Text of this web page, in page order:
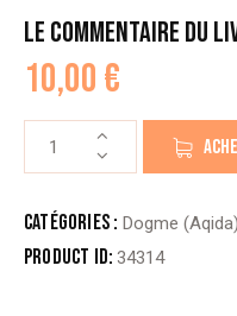
LE COMMENTAIRE DU
10,00€
COMMENTAIRE
LIVRE
Catégories : Dogme (Aqida)
Product ID:34314